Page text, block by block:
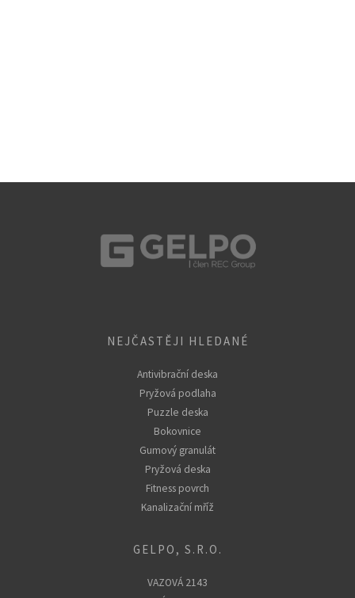
NEJČASTĚJI HLEDANÉ
Antivibrační deska
Pryžová podlaha
Puzzle deska
Bokovnice
Gumový granulát
Pryžová deska
Fitness povrch
Kanalizační mříž
GELPO, S.R.O.
VAZOVÁ 2143